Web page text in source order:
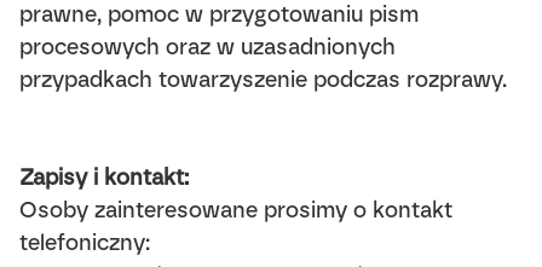
prawne, pomoc w przygotowaniu pism
procesowych oraz w uzasadnionych
przypadkach towarzyszenie podczas rozprawy.
Zapisy i kontakt:
Osoby zainteresowane prosimy o kontakt
telefoniczny: